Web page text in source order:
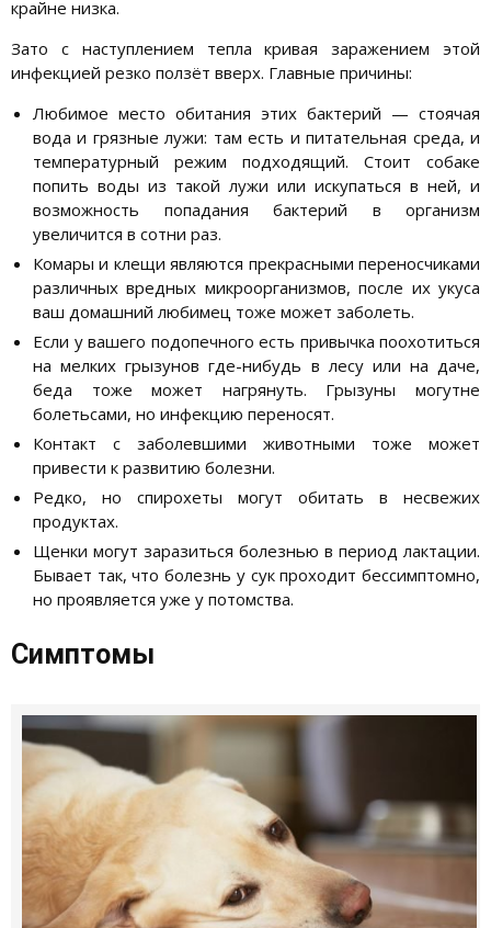
крайне низка.
Зато с наступлением тепла кривая заражением этой
инфекцией резко ползёт вверх. Главные причины:
Любимое место обитания этих бактерий — стоячая
вода и грязные лужи: там есть и питательная среда, и
температурный режим подходящий. Стоит собаке
попить воды из такой лужи или искупаться в ней, и
возможность попадания бактерий в организм
увеличится в сотни раз.
Комары и клещи являются прекрасными переносчиками
различных вредных микроорганизмов, после их укуса
ваш домашний любимец тоже может заболеть.
Если у вашего подопечного есть привычка поохотиться
на мелких грызунов где-нибудь в лесу или на даче,
беда тоже может нагрянуть. Грызуны могутне
болетьсами, но инфекцию переносят.
Контакт с заболевшими животными тоже может
привести к развитию болезни.
Редко, но спирохеты могут обитать в несвежих
продуктах.
Щенки могут заразиться болезнью в период лактации.
Бывает так, что болезнь у сук проходит бессимптомно,
но проявляется уже у потомства.
Симптомы